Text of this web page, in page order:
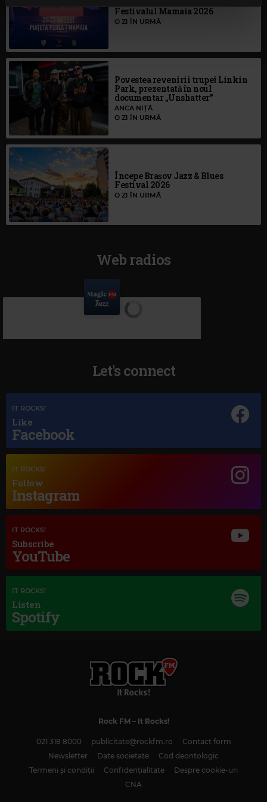
continuați să utilizați website-ul nostru, sunteți de acord
cu utilizarea modulelor noastre cookie.
Festivalul Mamaia 2026
O ZI ÎN URMĂ
Povestea revenirii trupei Linkin
Park, prezentată în noul
documentar „Unshatter”
ANCA NIȚĂ
O ZI ÎN URMĂ
Începe Brașov Jazz & Blues
Festival 2026
O ZI ÎN URMĂ
Web radios
Magic Jazz
DAVID A STEWART LILY WAS HERE FT CANDY DULFER
Magic Classic Music
GABRIEL FAURÉ –APRÈS UN RÊVE, OP. 7, NO. 1
Let's connect
IT ROCKS!
Like
Facebook
IT ROCKS!
Follow
Instagram
IT ROCKS!
Subscribe
YouTube
IT ROCKS!
Listen
Spotify
Rock FM– It Rocks!
021 318 8000 publicitate@rockfm.ro
Contact form
Newsletter
Date societate
Cod deontologic
Termeni și condiții
Confidențialitate
Despre cookie-uri
CNA